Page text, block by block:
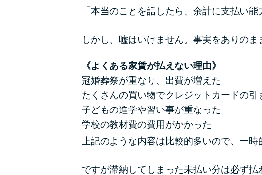
「本当のことを話したら、余計に支払い
しかし、嘘はいけません。事実をありのま
《よくある家賃が払えない理由》
冠婚葬祭が重なり、出費が増えた
たくさんの買い物でクレジットカードの引
子どもの進学や習い事が重なった
学校の教材費の費用がかかった
上記のような内容は比較的多いので、一
ですが滞納してしまった未払い分は必ず